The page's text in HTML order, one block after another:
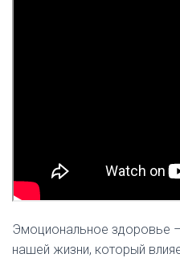
Эмоциональное здоровье
нашей жизни, который